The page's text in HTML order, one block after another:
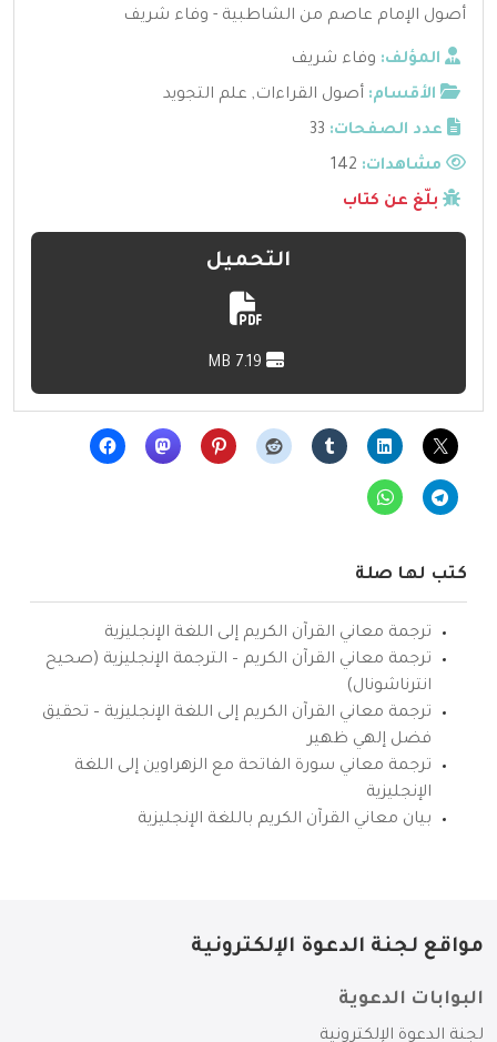
أصول الإمام عاصم من الشاطبية - وفاء شريف
المؤلف: وفاء شريف
الأقسام: أصول القراءات, علم التجويد
عدد الصفحات: 33
مشاهدات:
بلّغ عن كتاب
التحميل
كتب لها صلة
ترجمة معاني القرآن الكريم إلى اللغة الإنجليزية
ترجمة معاني القرآن الكريم – الترجمة الإنجليزية (صحيح
انترناشونال)
ترجمة معاني القرآن الكريم إلى اللغة الإنجليزية – تحقيق
فضل إلهي ظهير
ترجمة معاني سورة الفاتحة مع الزهراوين إلى اللغة
الإنجليزية
بيان معاني القرآن الكريم باللغة الإنجليزية
مواقع لجنة الدعوة الإلكترونية
البوابات الدعوية
لجنة الدعوة الإلكترونية